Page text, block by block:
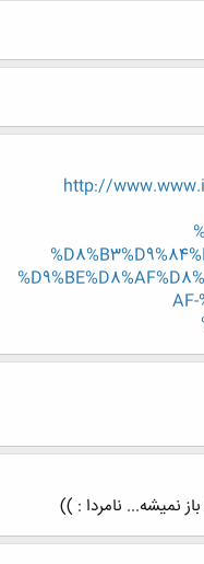
http://
AF-
نمیشه... نامردا : ))